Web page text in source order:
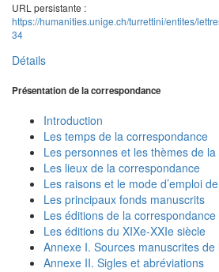
URL persistante :
https://humanities.unige.ch/turrettini/entites/
34
Détails
Présentation de la correspondance
Introduction
Les temps de la correspondance
Les personnes et les thèmes de
Les lieux de la correspondance
Les raisons et le mode d’emploi
Les principaux fonds manuscrits
Les éditions de la
Les éditions du XIXe-XXIe siècle
Annexe I. Sources manuscrites
Annexe II. Sigles et abréviations